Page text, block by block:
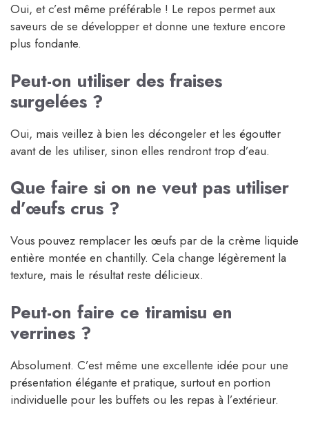
Oui, et c’est même préférable ! Le repos permet aux
saveurs de se développer et donne une texture encore
plus fondante.
Peut-on utiliser des fraises
surgelées ?
Oui, mais veillez à bien les décongeler et les égoutter
avant de les utiliser, sinon elles rendront trop d’eau.
Que faire si on ne veut pas utiliser
d’œufs crus ?
Vous pouvez remplacer les œufs par de la crème liquide
entière montée en chantilly. Cela change légèrement la
texture, mais le résultat reste délicieux.
Peut-on faire ce tiramisu en
verrines ?
Absolument. C’est même une excellente idée pour une
présentation élégante et pratique, surtout en portion
individuelle pour les buffets ou les repas à l’extérieur.